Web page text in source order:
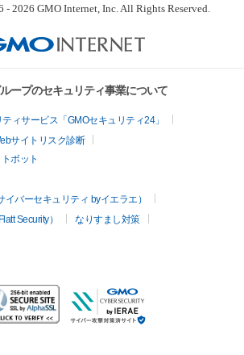
- 2026 GMO Internet, Inc. All Rights Reserved.
ープのセキュリティ事業について
ィサービス「GMOセキュリティ24」
サイトリスク診断
ボット
バーセキュリティ byイエラエ）
Security）
なりすまし対策